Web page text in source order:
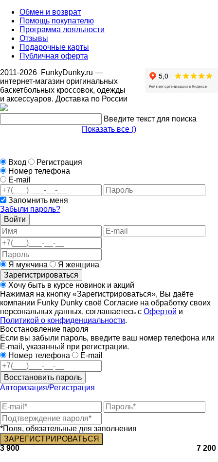
3 900 7 200
Обмен и возврат
Помощь покупателю
Программа лояльности
Отзывы
Подарочные карты
Публичная оферта
2011-2026 FunkyDunky.ru —
интернет-магазин оригинальных
баскетбольных кроссовок, одежды
и аксессуаров. Доставка по России
Введите текст для поиска
Показать все ()
Вход
Регистрация
Номер телефона
E-mail
Запомнить меня
Забыли пароль?
Войти
Я мужчина
Я женщина
Зарегистрироваться
Хочу быть в курсе новинок и акций
Нажимая на кнопку «Зарегистрироваться», Вы даёте
компании Funky Dunky своё Согласие на обработку своих
персональных данных, соглашаетесь с Офертой и
Политикой о конфиденциальности.
Восстановление пароля
Если вы забыли пароль, введите ваш номер телефона или
E-mail, указанный при регистрации.
Номер телефона
E-mail
Восстановить пароль
Авторизация/Регистрация
*Поля, обязательные для заполнения